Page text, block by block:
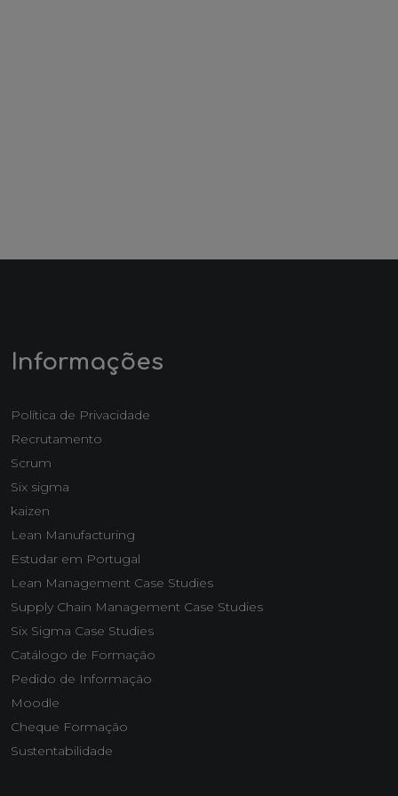
Informações
Política de Privacidade
Recrutamento
Scrum
Six sigma
kaizen
Lean Manufacturing
Estudar em Portugal
Lean Management Case Studies
Supply Chain Management Case Studies
Six Sigma Case Studies
Catálogo de Formação
Pedido de Informação
Moodle
Cheque Formação
Sustentabilidade